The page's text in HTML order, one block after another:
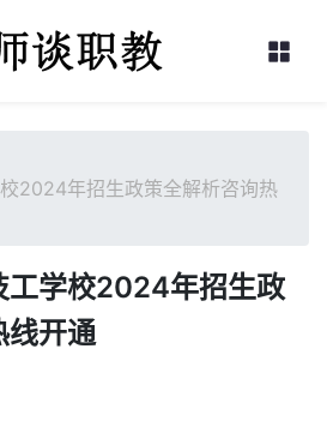
2024年招生政策全解析咨询热
工学校2024年招生政
线开通